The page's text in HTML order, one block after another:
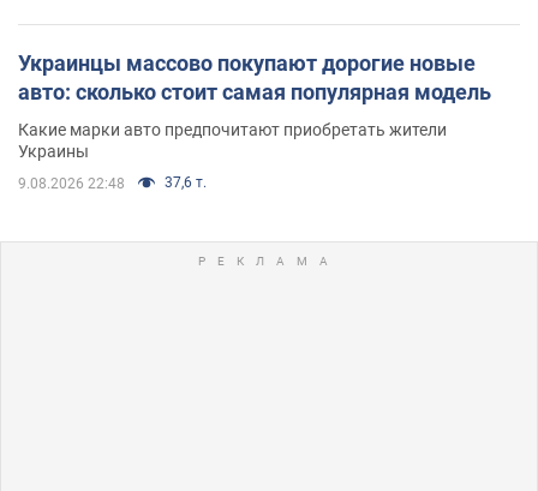
Украинцы массово покупают дорогие новые
авто: сколько стоит самая популярная модель
Какие марки авто предпочитают приобретать жители
Украины
9.08.2026 22:48 37,6 т.